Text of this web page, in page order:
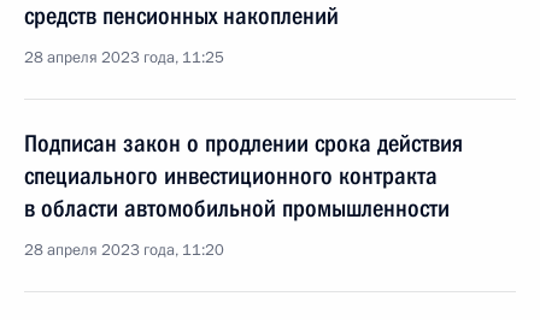
средств пенсионных накоплений
28 апреля 2023 года, 11:25
Подписан закон о продлении срока действия
специального инвестиционного контракта
в области автомобильной промышленности
28 апреля 2023 года, 11:20